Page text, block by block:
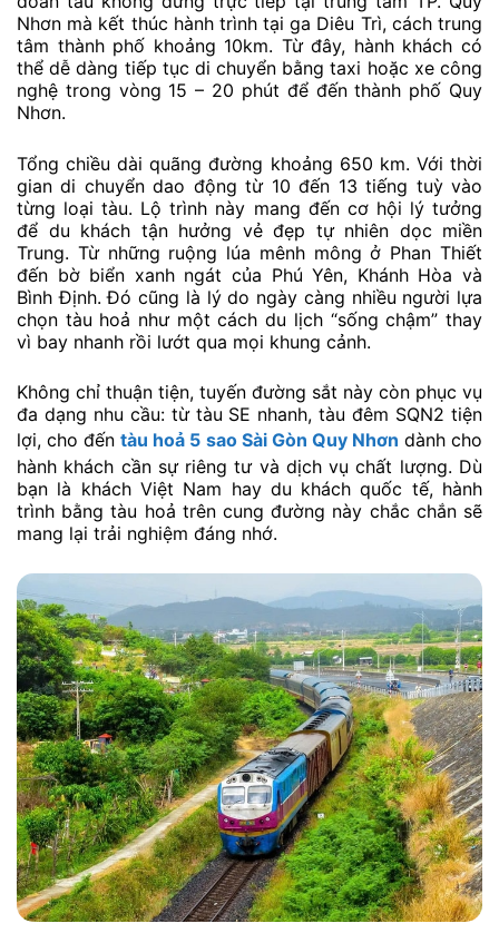
Nhơn mà kết thúc hành trình tại ga Diêu Trì, cách trung
tâm thành phố khoảng 10km. Từ đây, hành khách có
thể dễ dàng tiếp tục di chuyển bằng taxi hoặc xe công
nghệ trong vòng 15 – 20 phút để đến thành phố Quy
Nhơn.
Tổng chiều dài quãng đường khoảng 650 km. Với thời
gian di chuyển dao động từ 10 đến 13 tiếng tuỳ vào
từng loại tàu. Lộ trình này mang đến cơ hội lý tưởng
để du khách tận hưởng vẻ đẹp tự nhiên dọc miền
Trung. Từ những ruộng lúa mênh mông ở Phan Thiết
đến bờ biển xanh ngát của Phú Yên, Khánh Hòa và
Bình Định. Đó cũng là lý do ngày càng nhiều người lựa
chọn tàu hoả như một cách du lịch “sống chậm” thay
vì bay nhanh rồi lướt qua mọi khung cảnh.
Không chỉ thuận tiện, tuyến đường sắt này còn phục vụ
đa dạng nhu cầu: từ tàu SE nhanh, tàu đêm SQN2 tiện
lợi, cho đếntàu hoả 5 sao Sài Gòn Quy Nhơn dành cho
hành khách cần sự riêng tư và dịch vụ chất lượng. Dù
bạn là khách Việt Nam hay du khách quốc tế, hành
trình bằng tàu hoả trên cung đường này chắc chắn sẽ
mang lại trải nghiệm đáng nhớ.